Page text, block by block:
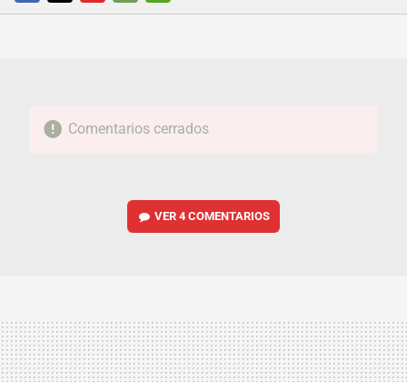
FACEBOOKTWITTERFLIPBOARD
E-
WHATSAPP
Comentarios cerrados
VER4 COMENTARIOS